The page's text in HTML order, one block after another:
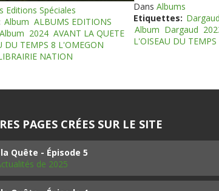
Editions Spéciales
Album ALBUMS EDITIONS
Album 2024 AVANT LA QUETE
DU TEMPS 8 L'OMEGON
NATION
Dans Albums
Etiquettes: Dargaud
Album Dargaud
L'OISEAU DU
PAGES CRÉES SUR LE SITE
Quête - Épisode 5
de 2025